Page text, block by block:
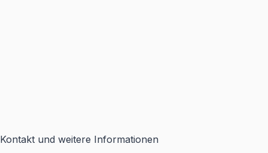
Kontakt und weitere Informationen